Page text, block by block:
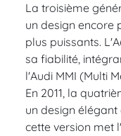
La troisième
un design encore
plus puissants.
sa fiabilité,
l'Audi MMI (Multi
En 2011, la
un design
cette version met